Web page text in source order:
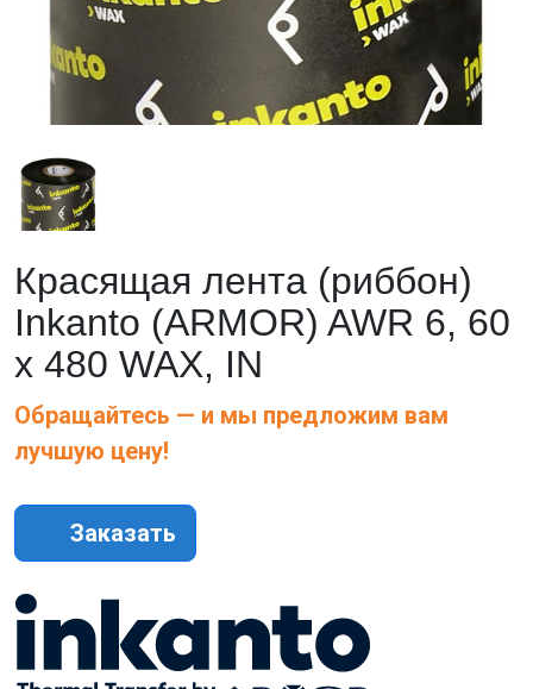
Красящая лента (риббон)
Inkanto (ARMOR) AWR 6, 60
х 480 WAX, IN
Обращайтесь — и мы предложим вам
лучшую цену!
Заказать